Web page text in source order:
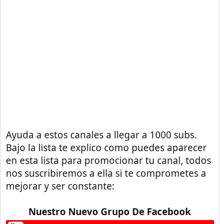
Ayuda a estos canales a llegar a 1000 subs.
Bajo la lista te explico como puedes aparecer
en esta lista para promocionar tu canal, todos
nos suscribiremos a ella si te comprometes a
mejorar y ser constante:
Nuestro Nuevo Grupo De Facebook